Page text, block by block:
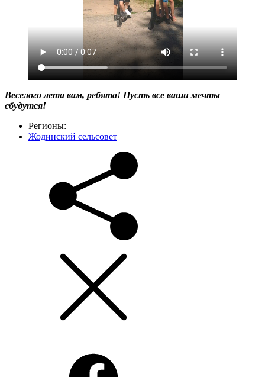
Веселого лета вам, ребята! Пусть все ваши мечты
сбудутся!
Регионы:
Жодинский сельсовет